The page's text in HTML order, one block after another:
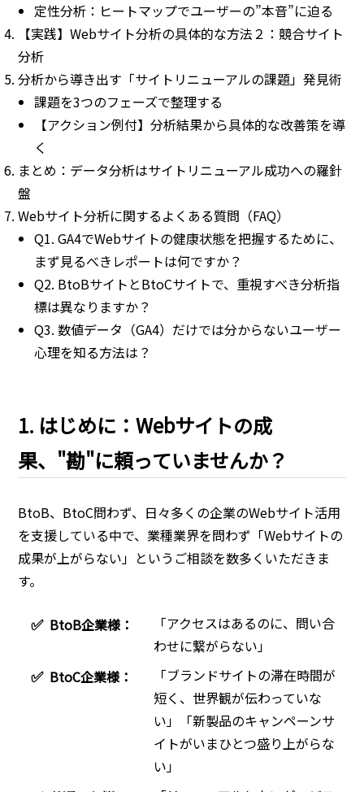
定性分析：ヒートマップでユーザーの”本音”に迫る
【実践】Webサイト分析の具体的な方法２：競合サイト
分析
分析から導き出す「サイトリニューアルの課題」発見術
課題を3つのフェーズで整理する
【アクション例付】分析結果から具体的な改善策を導
く
まとめ：データ分析はサイトリニューアル成功への羅針
盤
Webサイト分析に関するよくある質問（FAQ）
Q1. GA4でWebサイトの健康状態を把握するために、
まず見るべきレポートは何ですか？
Q2. BtoBサイトとBtoCサイトで、重視すべき分析指
標は異なりますか？
Q3. 数値データ（GA4）だけでは分からないユーザー
心理を知る方法は？
1. はじめに：Webサイトの成
果、"勘"に頼っていませんか？
BtoB、BtoC問わず、日々多くの企業のWebサイト活用
を支援している中で、業種業界を問わず「Webサイトの
成果が上がらない」というご相談を数多くいただきま
す。
✅ BtoB企業様：
「アクセスはあるのに、問い合
わせに繋がらない」
✅ BtoC企業様：
「ブランドサイトの滞在時間が
短く、世界観が伝わっていな
い」「新製品のキャンペーンサ
イトがいまひとつ盛り上がらな
い」